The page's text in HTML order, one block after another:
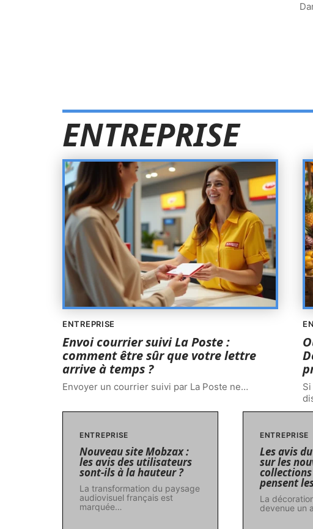
ENTREPRISE
ENTREPRISE
Envoi courrier suivi La Poste :
comment être sûr que votre lettre
arrive à temps ?
Envoyer un courrier suivi par La Poste ne…
ENTREPRISE
Nouveau site Mobzax :
les avis des utilisateurs
sont-ils à la hauteur ?
La transformation du paysage
audiovisuel français est
marquée…
ENTREPRISE
Les avis
sur les
collections
pensent
La
devenue un